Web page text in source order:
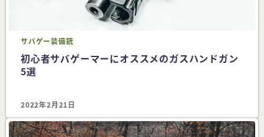
サバゲー装備銃
初心者サバゲーマーにオススメのガスハンドガン
5選
2022年2月21日